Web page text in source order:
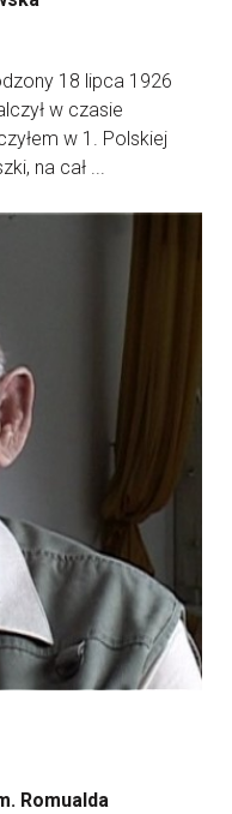
18 lipca 1926
w czasie
w 1. Polskiej
na cał ...
Romualda